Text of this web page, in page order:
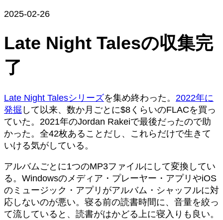
2025-02-26
Late Night Talesの収集完
了
Late Night Talesシリーズを集め終わった。 2022年に
発掘 して以来、数か月ごとに$8くらいのFLACを買っ
ていた。2021年のJordan Rakeiで最後だったので助
かった。全42枚あることだし、これらだけで生きて
いける気がしている。
アルバムごとに1つのMP3ファイルにして変換してい
る。Windowsのメディア・プレーヤー・アプリやiOS
のミュージック・アプリがアルバム・シャッフルに対
応しないのが悪い。寝る前の読書時間に、音量を絞っ
て流していると、読書がはかどる上に寝入りも良い。